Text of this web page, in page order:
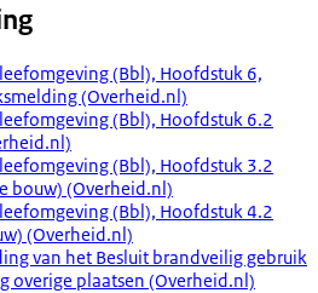
(Bbl), Hoofdstuk 6,
(Overheid.nl)
(Bbl), Hoofdstuk 6.2
(Bbl), Hoofdstuk 3.2
bouw) (Overheid.nl)
(Bbl), Hoofdstuk 4.2
(Overheid.nl)
van het Besluit brandveilig gebruik
overige plaatsen (Overheid.nl)